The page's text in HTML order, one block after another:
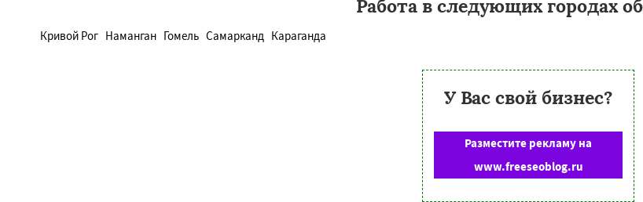
Работа в следующих городах
Кривой Рог Наманган Гомель Самарканд Караганда
У Вас свой бизнес?
Разместите рекламу на
www.freeseoblog.ru